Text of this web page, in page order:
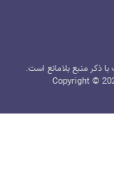
ذکر منبع بلامانع است.
Copyright ©